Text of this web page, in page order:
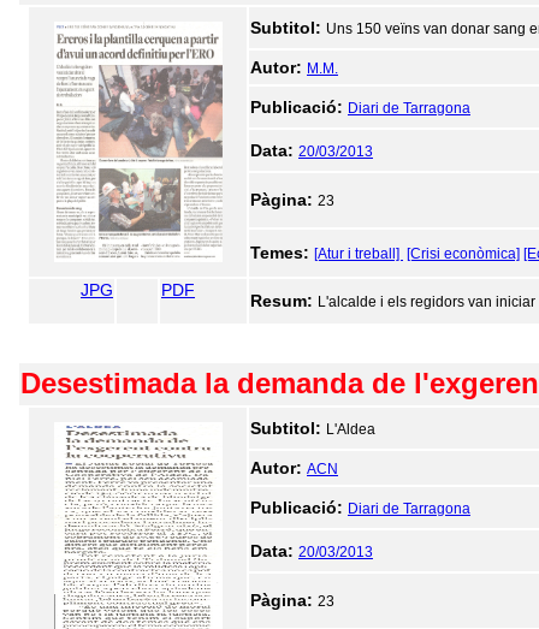
Subtitol: Uns 150 veïns van donar sang
Autor: M.M.
Publicació: Diari de Tarragona
Data: 20/03/2013
Pàgina: 23
Temes: [Atur i treball] [Crisi econòmica]
JPG PDF
Resum: L'alcalde i els regidors van
Desestimada la demanda de
Subtitol: L'Aldea
Autor: ACN
Publicació: Diari de Tarragona
Data: 20/03/2013
Pàgina: 23